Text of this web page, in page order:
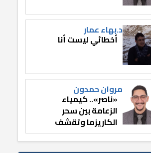
د.بهاء عمار
أخطائي ليست أنا
مروان حمدون
«ناصر».. كيمياء
الزعامة بين سحر
الكاريزما وتقشف
الثائر